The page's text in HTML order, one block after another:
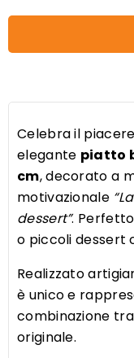
breve
quantità
Celebra il
elegante piatto
cm, decorato a
motivazionale
dessert”.
o piccoli dessert
Realizzato
è unico e
combinazione
originale.